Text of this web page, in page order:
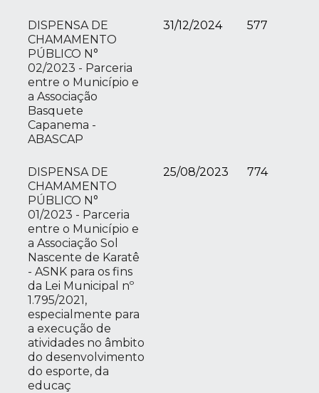
DISPENSA DE
CHAMAMENTO
PÚBLICO N°
02/2023 - Parceria
entre o Município e
a Associação
Basquete
Capanema -
ABASCAP
31/12/2024 577
DISPENSA DE
CHAMAMENTO
PÚBLICO N°
01/2023 - Parceria
entre o Município e
a Associação Sol
Nascente de Karatê
- ASNK para os fins
da Lei Municipal nº
1.795/2021,
especialmente para
a execução de
atividades no âmbito
do desenvolvimento
do esporte, da
educaç
25/08/2023 774